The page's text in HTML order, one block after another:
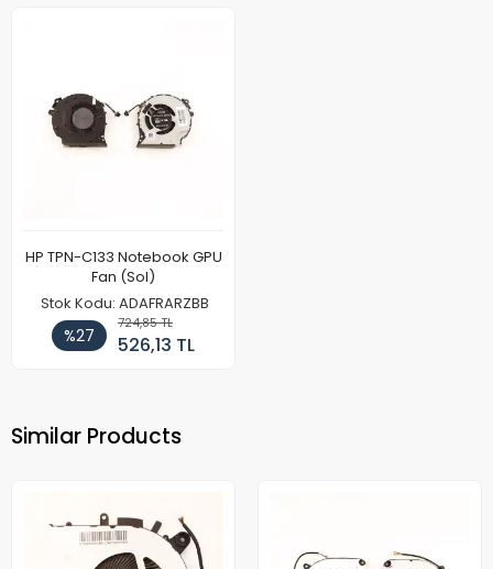
HP TPN-C133 Notebook GPU
Fan (Sol)
Stok Kodu: ADAFRARZBB
%27
724,85 TL
526,13 TL
Similar Products